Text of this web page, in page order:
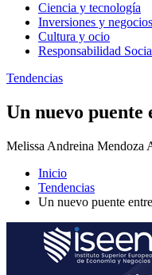
Ciencia y tecnología
Inversiones y negocios
Cultura y ocio
Responsabilidad
Tendencias
Un nuevo
Melissa Andreina Mendoza
Inicio
Tendencias
Un nuevo puente